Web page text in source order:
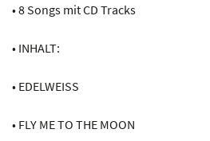
• 8 Songs mit CD Tracks
• INHALT:
• EDELWEISS
• FLY ME TO THE MOON